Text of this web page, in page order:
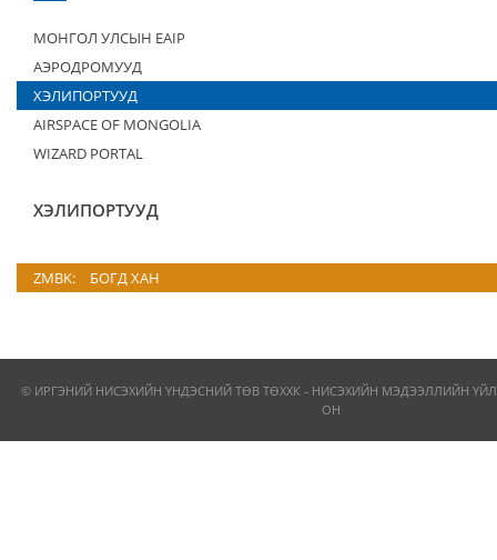
МОНГОЛ УЛСЫН EAIP
АЭРОДРОМУУД
ХЭЛИПОРТУУД
AIRSPACE OF MONGOLIA
WIZARD PORTAL
ХЭЛИПОРТУУД
ZMBK: БОГД ХАН
© ИРГЭНИЙ НИСЭХИЙН ҮНДЭСНИЙ ТӨВ ТӨХХК - НИСЭХИЙН МЭДЭЭЛЛИЙН
ОН